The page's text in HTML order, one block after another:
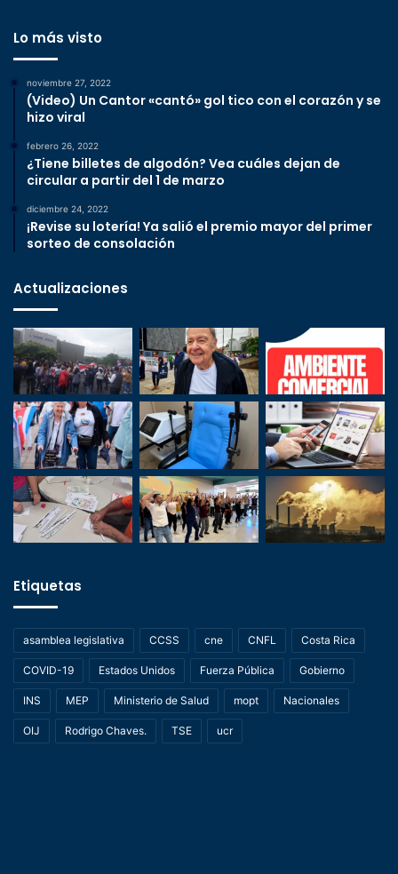
Lo más visto
noviembre 27, 2022
(Video) Un Cantor «cantó» gol tico con el corazón y se
hizo viral
febrero 26, 2022
¿Tiene billetes de algodón? Vea cuáles dejan de
circular a partir del 1 de marzo
diciembre 24, 2022
¡Revise su lotería! Ya salió el premio mayor del primer
sorteo de consolación
Actualizaciones
Etiquetas
asamblea legislativa CCSS cne CNFL Costa Rica
COVID-19 Estados Unidos Fuerza Pública Gobierno
INS MEP Ministerio de Salud mopt Nacionales
OIJ Rodrigo Chaves. TSE ucr